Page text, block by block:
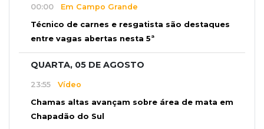
00:00 Em Campo Grande
Técnico de carnes e resgatista são destaques
entre vagas abertas nesta 5ª
QUARTA, 05 DE AGOSTO
23:55 Vídeo
Chamas altas avançam sobre área de mata em
Chapadão do Sul